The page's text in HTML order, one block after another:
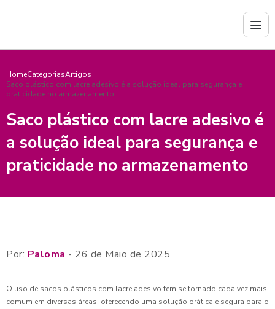
HomeCategoriasArtigos
Saco plástico com lacre adesivo é a solução ideal para segurança e
praticidade no armazenamento
Saco plástico com lacre adesivo é
a solução ideal para segurança e
praticidade no armazenamento
Por: Paloma - 26 de Maio de 2025
O uso de sacos plásticos com lacre adesivo tem se tornado cada vez mais
comum em diversas áreas, oferecendo uma solução prática e segura para o